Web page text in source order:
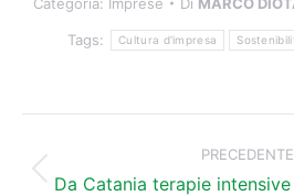
Tags: Cultura d'impresa
tra
PRECEDENTE
Post
Da Catania terapie